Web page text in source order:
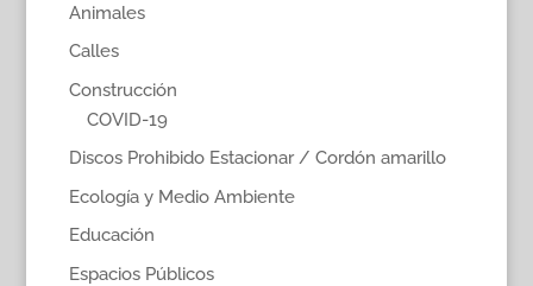
Animales
Calles
Construcción
COVID-19
Discos Prohibido Estacionar / Cordón amarillo
Ecología y Medio Ambiente
Educación
Espacios Públicos